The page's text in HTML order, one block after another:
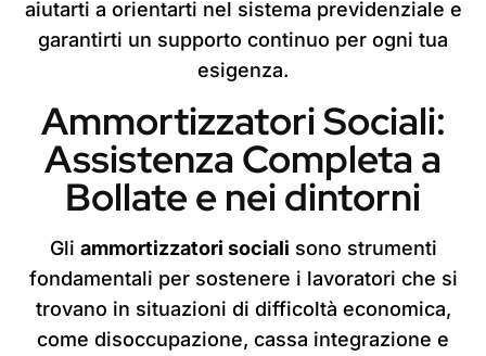
aiutarti a orientarti nel sistema previdenziale e
garantirti un supporto continuo per ogni tua
esigenza.
Ammortizzatori Sociali:
Assistenza Completa a
Bollate e nei dintorni
Gli ammortizzatori sociali sono strumenti
fondamentali per sostenere i lavoratori che si
trovano in situazioni di difficoltà economica,
come disoccupazione, cassa integrazione e